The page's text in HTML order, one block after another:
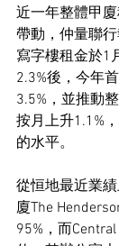
近一年整體甲
帶動，仲量聯
寫字樓租金於1
2.3%後，今年
3.5%，並推動
按月上升1.1%
的水平。
從恒地最近業
廈The
95%，而